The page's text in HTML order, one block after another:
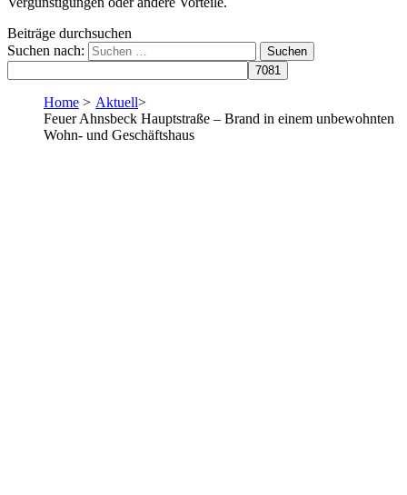
Beiträge durchsuchen
Suchen nach:
Home > Aktuell>
Feuer Ahnsbeck Hauptstraße – Brand in einem unbewohnten
Wohn- und Geschäftshaus